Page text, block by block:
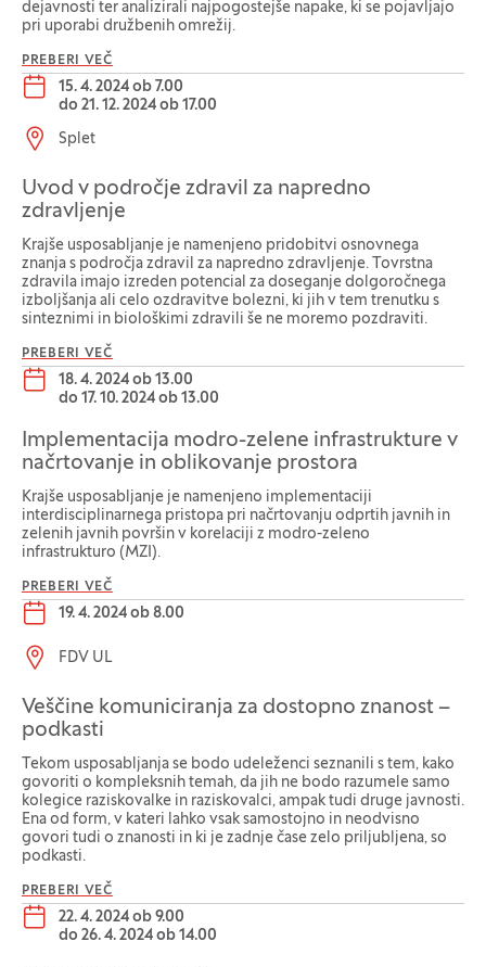
dejavnosti ter analizirali najpogostejše napake, ki se pojavljajo
pri uporabi družbenih omrežij.
PREBERI VEČ
Datum dogodka:
15. 4. 2024 ob 7.00
do 21. 12. 2024 ob 17.00
Lokacija dogodka:
Splet
Uvod v področje zdravil za napredno
zdravljenje
Krajše usposabljanje je namenjeno pridobitvi osnovnega
znanja s področja zdravil za napredno zdravljenje. Tovrstna
zdravila imajo izreden potencial za doseganje dolgoročnega
izboljšanja ali celo ozdravitve bolezni, ki jih v tem trenutku s
sinteznimi in biološkimi zdravili še ne moremo pozdraviti.
PREBERI VEČ
Datum dogodka:
18. 4. 2024 ob 13.00
do 17. 10. 2024 ob 13.00
Implementacija modro-zelene infrastrukture v
načrtovanje in oblikovanje prostora
Krajše usposabljanje je namenjeno implementaciji
interdisciplinarnega pristopa pri načrtovanju odprtih javnih in
zelenih javnih površin v korelaciji z modro-zeleno
infrastrukturo (MZI).
PREBERI VEČ
Datum dogodka:
19. 4. 2024 ob 8.00
Lokacija dogodka:
FDV UL
Veščine komuniciranja za dostopno znanost –
podkasti
Tekom usposabljanja se bodo udeleženci seznanili s tem, kako
govoriti o kompleksnih temah, da jih ne bodo razumele samo
kolegice raziskovalke in raziskovalci, ampak tudi druge javnosti.
Ena od form, v kateri lahko vsak samostojno in neodvisno
govori tudi o znanosti in ki je zadnje čase zelo priljubljena, so
podkasti.
PREBERI VEČ
Datum dogodka:
22. 4. 2024 ob 9.00
do 26. 4. 2024 ob 14.00